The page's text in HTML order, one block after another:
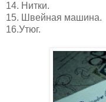
14. Нитки.
15. Швейная машина.
16.Утюг.